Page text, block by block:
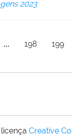
2023
... 198 199
Creative